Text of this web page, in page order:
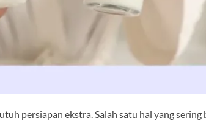
persiapan ekstra. Salah satu hal yang